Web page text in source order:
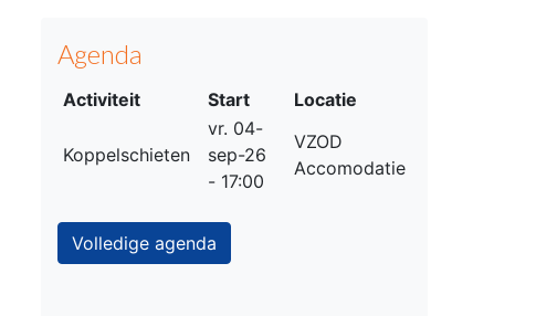
Agenda
Activiteit Start Locatie
Koppelschieten
vr. 04-
sep-26
- 17:00
VZOD
Accomodatie
Volledige agenda